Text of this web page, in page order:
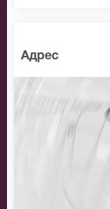
Адрес